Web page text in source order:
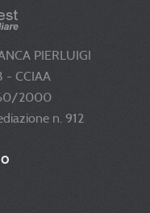
PIERLUIGI
CCIAA
2000
n. 912